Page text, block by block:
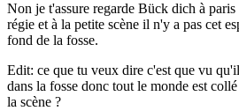
Non je t'assure regarde Bück dich à
régie et à la petite scène il n'y a pas cet
fond de la fosse.
Edit: ce que tu veux dire c'est que vu
dans la fosse donc tout le monde est
la scène ?